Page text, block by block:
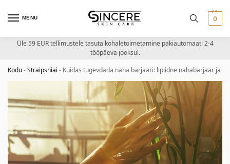
MENU 0
Üle 59 EUR tellimustele tasuta kohaletoimetamine pakiautomaati 2-4
tööpäeva jooksul.
Kodu-Straipsniai - Kuidas tugevdada naha barjääri: lipiidne nahabarjäär ja